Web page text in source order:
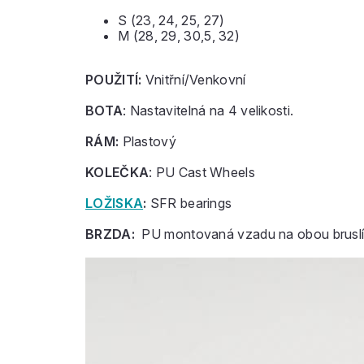
S (23, 24, 25, 27)
M (28, 29, 30,5, 32)
POUŽITÍ: Vnitřní/Venkovní
BOTA: Nastavitelná na 4 velikosti.
RÁM: Plastový
KOLEČKA: PU Cast Wheels
LOŽISKA: SFR bearings
BRZDA: PU montovaná vzadu na obou